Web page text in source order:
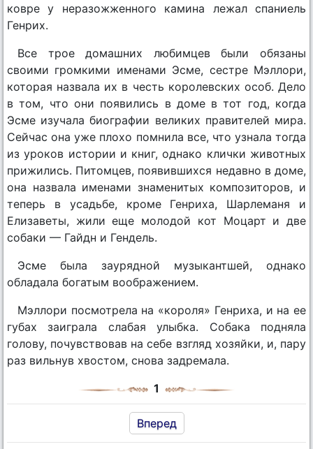
ковре у неразожженного камина лежал спаниель
Генрих.
Все трое домашних любимцев были обязаны
своими громкими именами Эсме, сестре Мэллори,
которая назвала их в честь королевских особ. Дело
в том, что они появились в доме в тот год, когда
Эсме изучала биографии великих правителей мира.
Сейчас она уже плохо помнила все, что узнала тогда
из уроков истории и книг, однако клички животных
прижились. Питомцев, появившихся недавно в доме,
она назвала именами знаменитых композиторов, и
теперь в усадьбе, кроме Генриха, Шарлеманя и
Елизаветы, жили еще молодой кот Моцарт и две
собаки — Гайдн и Гендель.
Эсме была заурядной музыкантшей, однако
обладала богатым воображением.
Мэллори посмотрела на «короля» Генриха, и на ее
губах заиграла слабая улыбка. Собака подняла
голову, почувствовав на себе взгляд хозяйки, и, пару
раз вильнув хвостом, снова задремала.
1
Вперед